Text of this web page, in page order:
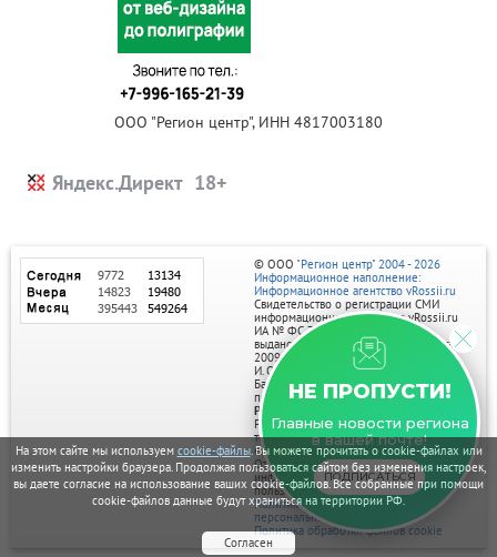
На этом сайте мы используем cookie-файлы. Вы можете прочитать о cookie-файлах или
изменить настройки браузера. Продолжая пользоваться сайтом без изменения настроек,
вы даете согласие на использование ваших cookie-файлов. Все собранные при помощи
cookie-файлов данные будут храниться на территории РФ.
Согласен
ООО "Регион центр", ИНН 4817003180
Яндекс.Директ
НЕ ПРОПУСТИ!
Главные новости региона
в вашей почте!
ПОДПИСАТЬСЯ
© ООО "Регион центр" 2004 - 2026
Информационное наполнение:
Информационное агентство vRossii.ru
Свидетельство о регистрации СМИ
информационного агентства vRossii.ru
ИА № ФС 77‑35502
выдано РОСКОМНАДЗОРом 04 марта
2009г.
И. О. Главного редактора Нарыков А. Н.
Баннеры на портале размещаются на
правах рекламы.
Реклама на портале:
Рекламное агентство "Умный маркетинг"
тел. 7-910-267-70-40,
email: umnyy.marketing@yandex.ru
Отдельные публикации могут содержать
информацию, не предназначенную для
пользователей до 18 лет.
Политика в отношении обработки
персональных данных
Политика обработки файлов cookie